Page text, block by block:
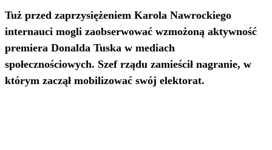
Tuż przed zaprzysiężeniem Karola Nawrockiego
internauci mogli zaobserwować wzmożoną aktywność
premiera Donalda Tuska w mediach
społecznościowych. Szef rządu zamieścił nagranie, w
którym zaczął mobilizować swój elektorat.